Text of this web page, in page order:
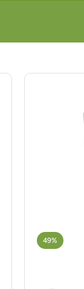
49%